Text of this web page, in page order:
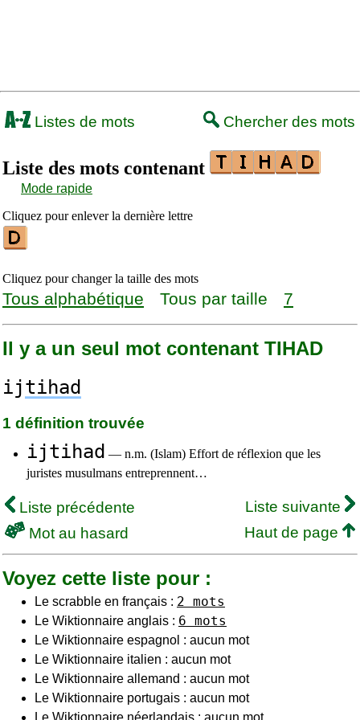
Listes de mots Chercher des mots
Liste des mots contenant
Mode rapide
Cliquez pour enlever la dernière lettre
Cliquez pour changer la taille des mots
Tous alphabétique Tous par taille 7
Il y a un seul mot contenant TIHAD
ijtihad
1 définition trouvée
ijtihad — n.m. (Islam) Effort de réflexion que les
juristes musulmans entreprennent…
Liste précédente
Liste suivante
Mot au hasard
Haut de page
Voyez cette liste pour :
Le scrabble en français : 2 mots
Le Wiktionnaire anglais : 6 mots
Le Wiktionnaire espagnol : aucun mot
Le Wiktionnaire italien : aucun mot
Le Wiktionnaire allemand : aucun mot
Le Wiktionnaire portugais : aucun mot
Le Wiktionnaire néerlandais : aucun mot